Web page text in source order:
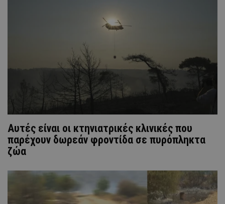
Αυτές είναι οι κτηνιατρικές κλινικές που
παρέχουν δωρεάν φροντίδα σε πυρόπληκτα
ζώα